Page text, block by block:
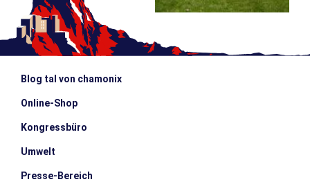
Blog tal von chamonix
Online-Shop
Kongressbüro
Umwelt
Presse-Bereich